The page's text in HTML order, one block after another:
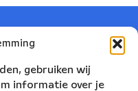
gebruiken wij
informatie over je